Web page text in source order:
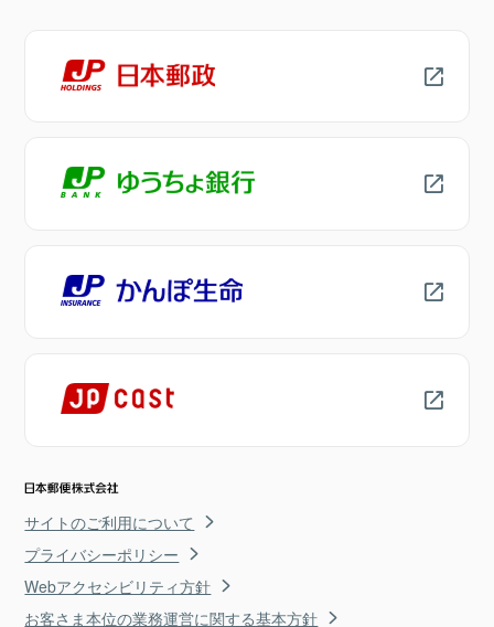
サイトのご利用について
プライバシーポリシー
Webアクセシビリティ方針
お客さま本位の業務運営に関する基本方針